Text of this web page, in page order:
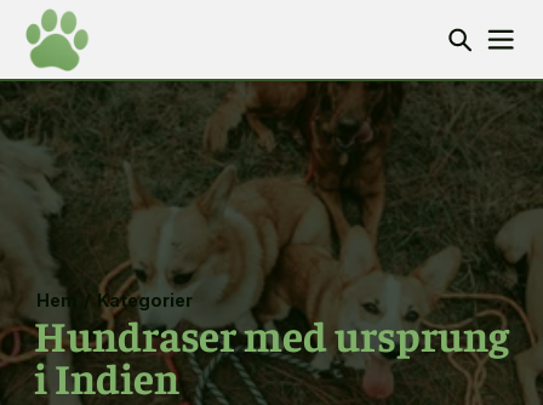
Hem / Kategorier
Hundraser med ursprung
i Indien